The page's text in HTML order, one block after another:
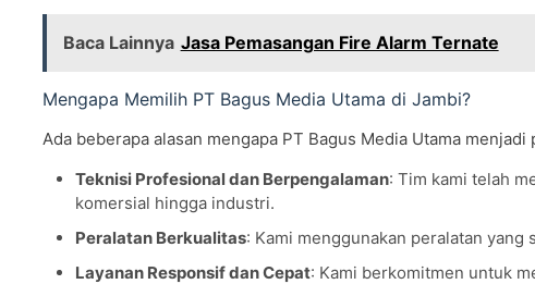
Baca Lainnya Jasa Pemasangan Fire Alarm Ternate
Mengapa Memilih PT Bagus Media Utama di Jambi?
Ada beberapa alasan mengapa PT Bagus Media Utama
Teknisi Profesional dan Berpengalaman: Tim kami telah
komersial hingga industri.
Peralatan Berkualitas: Kami menggunakan peralatan
Layanan Responsif dan Cepat: Kami berkomitmen untuk